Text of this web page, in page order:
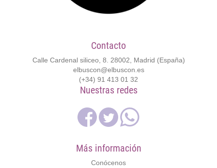
Contacto
Calle Cardenal siliceo, 8. 28002, Madrid (España)
elbuscon@elbuscon.es
(+34) 91 413 01 32
Nuestras redes
Más información
Conócenos